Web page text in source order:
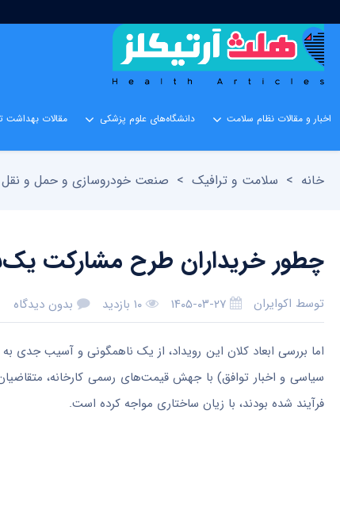
اخبار و مقالات نظام سلامت دانشگاه‌های علوم پزشکی مقالات بهداشت
خانه > سلامت و ترافیک > صنعت خودروسازی و حمل و نقل
چطور خریداران طرح مشارکت
توسط اکوایران ۱۴۰۵-۰۳-۲۷ ۱۰ بازدید بدون دیدگاه
اما بررسی ابعاد کلان این رویداد، از یک ناهمگونی و آسیب جدی
سیاسی و اخبار توافق) با جهش قیمت‌های رسمی کارخانه،
فرآیند شده بودند، با زیان ساختاری مواجه کرده است.